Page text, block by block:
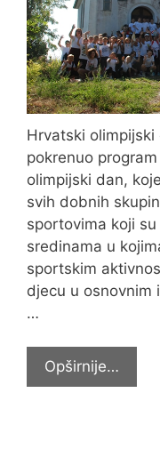
Hrvatski
pokrenuo
olimpijski dan,
svih dobnih
sportovima koji
sredinama u
sportskim
djecu u osnovnim
…
Opširnije…